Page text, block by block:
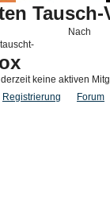
Tausch-
Nach
keine aktiven
Registrierung Forum